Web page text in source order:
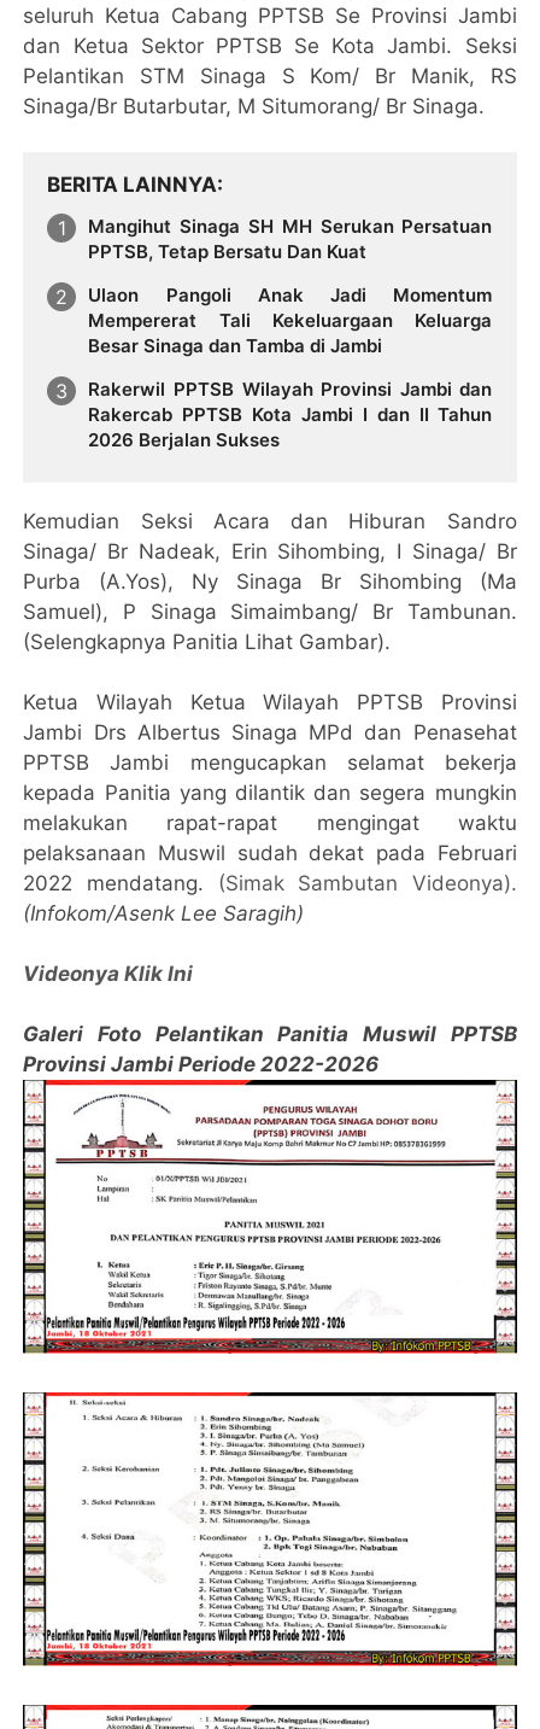
seluruh Ketua Cabang PPTSB Se Provinsi Jambi
dan Ketua Sektor PPTSB Se Kota Jambi. Seksi
Pelantikan STM Sinaga S Kom/ Br Manik, RS
Sinaga/Br Butarbutar, M Situmorang/ Br Sinaga.
BERITA LAINNYA
Mangihut Sinaga SH MH Serukan Persatuan
PPTSB, Tetap Bersatu Dan Kuat
Ulaon Pangoli Anak Jadi Momentum
Mempererat Tali Kekeluargaan Keluarga
Besar Sinaga dan Tamba di Jambi
Rakerwil PPTSB Wilayah Provinsi Jambi dan
Rakercab PPTSB Kota Jambi I dan II Tahun
2026 Berjalan Sukses
Kemudian Seksi Acara dan Hiburan Sandro
Sinaga/ Br Nadeak, Erin Sihombing, I Sinaga/ Br
Purba (A.Yos), Ny Sinaga Br Sihombing (Ma
Samuel), P Sinaga Simaimbang/ Br Tambunan.
(Selengkapnya Panitia Lihat Gambar).
Ketua Wilayah Ketua Wilayah PPTSB Provinsi
Jambi Drs Albertus Sinaga MPd dan Penasehat
PPTSB Jambi mengucapkan selamat bekerja
kepada Panitia yang dilantik dan segera mungkin
melakukan rapat-rapat mengingat waktu
pelaksanaan Muswil sudah dekat pada Februari
2022 mendatang. (Simak Sambutan Videonya).
(Infokom/Asenk Lee Saragih)
Videonya Klik Ini
Galeri Foto Pelantikan Panitia Muswil PPTSB
Provinsi Jambi Periode 2022-2026